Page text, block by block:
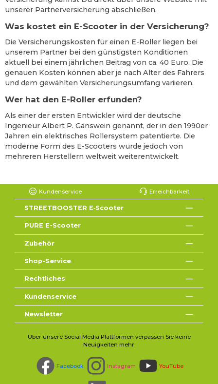
unserer Partnerversicherung abschließen.
Was kostet ein E-Scooter in der Versicherung?
Die Versicherungskosten für einen E-Roller liegen bei
unserem Partner bei den günstigsten Konditionen
aktuell bei einem jährlichen Beitrag von ca. 40 Euro. Die
genauen Kosten können aber je nach Alter des Fahrers
und dem gewählten Versicherungsumfang variieren.
Wer hat den E-Roller erfunden?
Als einer der ersten Entwickler wird der deutsche
Ingenieur Albert P. Gänswein genannt, der in den 1990er
Jahren ein elektrisches Rollersystem patentierte. Die
moderne Form des E-Scooters wurde jedoch von
mehreren Herstellern weltweit weiterentwickelt.
Kundenservice Erreichbarkeit
STREETBOOSTER E‑Scooter
PURE E-Scooter
Zubehör
Shop-Service
Rechtliches
Kundenservice
Newsletter
Über unsere Social Media Plattformen verpassen Sie keine
Neuigkeiten mehr.
Facebook Instagram YouTube